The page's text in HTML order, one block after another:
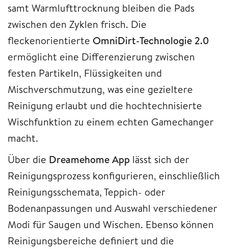
samt Warmlufttrocknung bleiben die Pads
zwischen den Zyklen frisch. Die
fleckenorientierte OmniDirt-Technologie 2.0
ermöglicht eine Differenzierung zwischen
festen Partikeln, Flüssigkeiten und
Mischverschmutzung, was eine gezieltere
Reinigung erlaubt und die hochtechnisierte
Wischfunktion zu einem echten Gamechanger
macht.
Über die Dreamehome App lässt sich der
Reinigungsprozess konfigurieren, einschließlich
Reinigungsschemata, Teppich- oder
Bodenanpassungen und Auswahl verschiedener
Modi für Saugen und Wischen. Ebenso können
Reinigungsbereiche definiert und die